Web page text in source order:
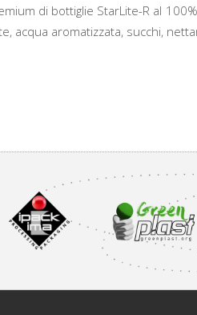
di bottiglie StarLite-R al
acqua aromatizzata, succhi,